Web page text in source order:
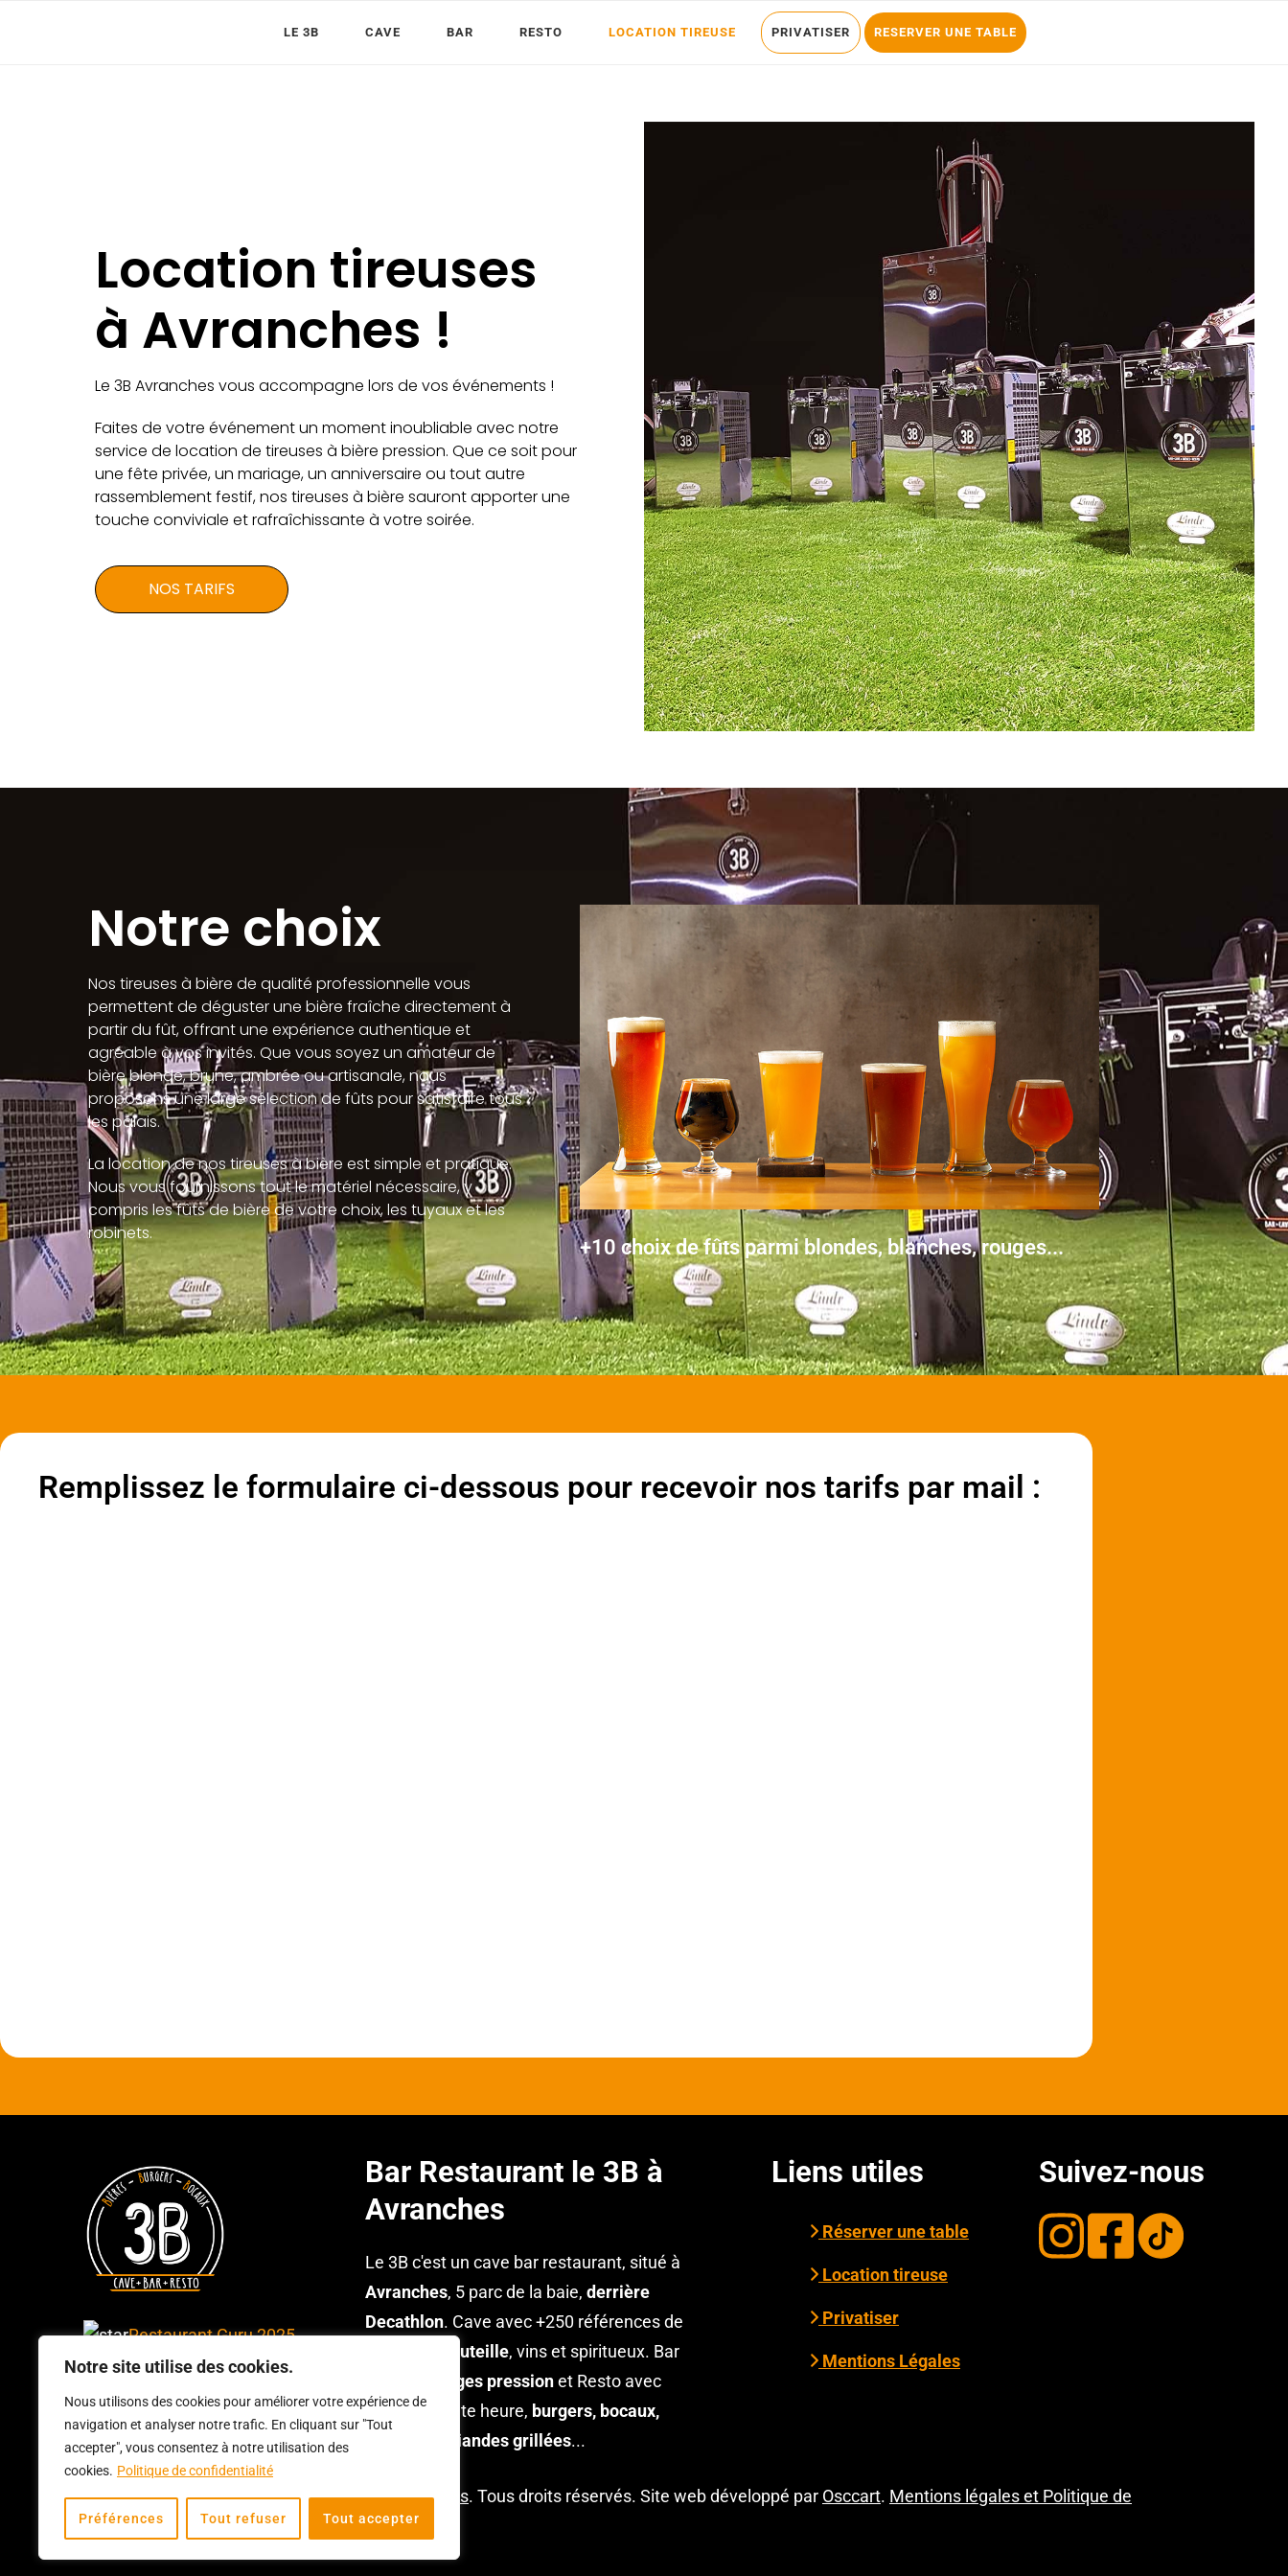
Notre site utilise des cookies.
Nous utilisons des cookies pour améliorer votre expérience de
navigation et analyser notre trafic. En cliquant sur "Tout
accepter", vous consentez à notre utilisation des
cookies. Politique de confidentialité
Préférences Tout refuser Tout accepter
LE 3B CAVE BAR RESTO LOCATION TIREUSE PRIVATISER RESERVER UNE TABLE
Location tireuses
à Avranches !
Le 3B Avranches vous accompagne lors de vos événements !
Faites de votre événement un moment inoubliable avec notre
service de location de tireuses à bière pression. Que ce soit pour
une fête privée, un mariage, un anniversaire ou tout autre
rassemblement festif, nos tireuses à bière sauront apporter une
touche conviviale et rafraîchissante à votre soirée.
NOS TARIFS
Notre choix
Nos tireuses à bière de qualité professionnelle vous
permettent de déguster une bière fraîche directement à
partir du fût, offrant une expérience authentique et
agréable à vos invités. Que vous soyez un amateur de
bière blonde, brune, ambrée ou artisanale, nous
proposons une large sélection de fûts pour satisfaire tous
les palais.
La location de nos tireuses à bière est simple et pratique.
Nous vous fournissons tout le matériel nécessaire, y
compris les fûts de bière de votre choix, les tuyaux et les
robinets.
+10 choix de fûts parmi blondes, blanches, rouges...
Remplissez le formulaire ci-dessous pour recevoir nos tarifs par mail :
Restaurant Guru 2025
3B Avranches
Bar Restaurant le 3B à
Avranches
Le 3B c'est un cave bar restaurant, situé à
Avranches, 5 parc de la baie, derrière
Decathlon. Cave avec +250 références de
bières en bouteille, vins et spiritueux. Bar
15 tirages pressionet Resto avec
cuisine à toute heure, burgers, bocaux,
salades et viandes grillées...
Liens utiles
Réserver une table
Location tireuse
Privatiser
Mentions Légales
Suivez-nous
© Copyright 20263B - Cave Bar Resto à Avranches. Tous droits réservés. Site web développé par Osccart. Mentions légales et Politique de
confidentialité